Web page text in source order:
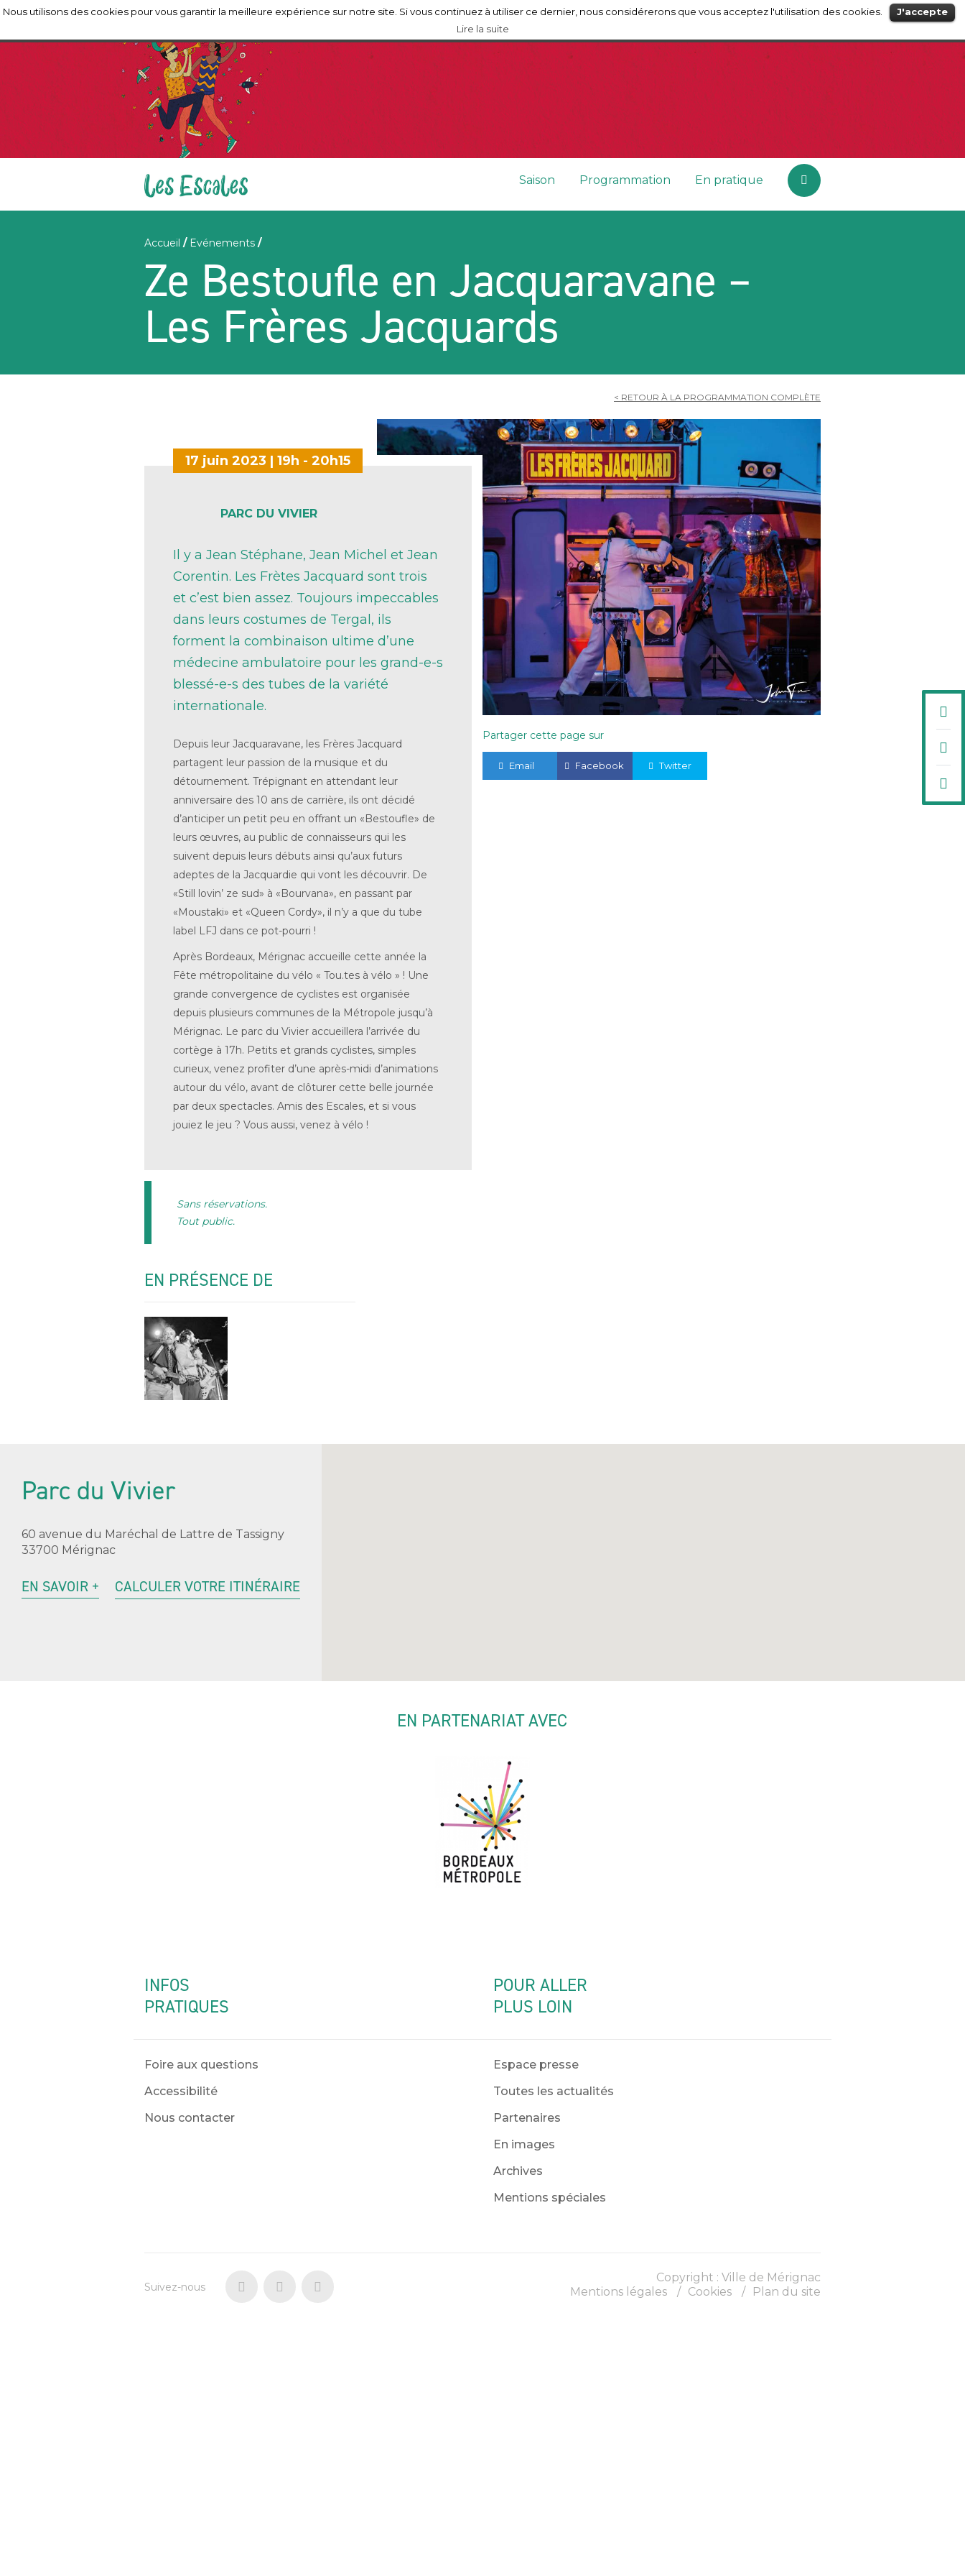
Saison Programmation En pratique
Mérignac
Accueil / Evénements /
Ze Bestoufle en Jacquaravane –
Les Frères Jacquards
< RETOUR À LA PROGRAMMATION COMPLÈTE
Partager cette page sur
Email Facebook Twitter
17 juin 2023 | 19h - 20h15
PARC DU VIVIER
Il y a Jean Stéphane, Jean Michel et Jean
Corentin. Les Frètes Jacquard sont trois
et c’est bien assez. Toujours impeccables
dans leurs costumes de Tergal, ils
forment la combinaison ultime d’une
médecine ambulatoire pour les grand-e-s
blessé-e-s des tubes de la variété
internationale.
Depuis leur Jacquaravane, les Frères Jacquard
partagent leur passion de la musique et du
détournement. Trépignant en attendant leur
anniversaire des 10 ans de carrière, ils ont décidé
d’anticiper un petit peu en offrant un «Bestoufle» de
leurs œuvres, au public de connaisseurs qui les
suivent depuis leurs débuts ainsi qu’aux futurs
adeptes de la Jacquardie qui vont les découvrir. De
«Still lovin’ ze sud» à «Bourvana», en passant par
«Moustaki» et «Queen Cordy», il n’y a que du tube
label LFJ dans ce pot-pourri !
Après Bordeaux, Mérignac accueille cette année la
Fête métropolitaine du vélo « Tou.tes à vélo » ! Une
grande convergence de cyclistes est organisée
depuis plusieurs communes de la Métropole jusqu’à
Mérignac. Le parc du Vivier accueillera l’arrivée du
cortège à 17h. Petits et grands cyclistes, simples
curieux, venez profiter d’une après-midi d’animations
autour du vélo, avant de clôturer cette belle journée
par deux spectacles. Amis des Escales, et si vous
jouiez le jeu ? Vous aussi, venez à vélo !
Sans réservations.
Tout public.
EN PRÉSENCE DE
Parc du Vivier
60 avenue du Maréchal de Lattre de Tassigny
33700 Mérignac
EN SAVOIR + CALCULER VOTRE ITINÉRAIRE
EN PARTENARIAT AVEC
INFOS
PRATIQUES
Foire aux questions
Accessibilité
Nous contacter
POUR ALLER
PLUS LOIN
Espace presse
Toutes les actualités
Partenaires
En images
Archives
Mentions spéciales
Suivez-nous
Copyright : Ville de Mérignac
Mentions légales
Cookies Plan du site
Nous utilisons des cookies pour vous garantir la meilleure expérience sur notre site. Si vous continuez à utiliser ce dernier, nous considérerons que vous acceptez l'utilisation des cookies.
J'accepte
Lire la suite